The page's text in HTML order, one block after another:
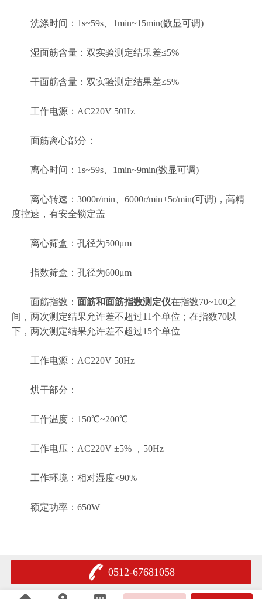
洗涤时间：1s~59s、1min~15min(数显可调)
湿面筋含量：双实验测定结果差≤5%
干面筋含量：双实验测定结果差≤5%
工作电源：AC220V 50Hz
面筋离心部分：
离心时间：1s~59s、1min~9min(数显可调)
离心转速：3000r/min、6000r/min±5r/min(可调)，高精
度控速，有安全锁定盖
离心筛盒：孔径为500μm
指数筛盒：孔径为600μm
面筋指数： 面筋和面筋指数测定仪在指数70~100之
间，两次测定结果允许差不超过11个单位；在指数70以
下，两次测定结果允许差不超过15个单位
工作电源：AC220V 50Hz
烘干部分：
工作温度：150℃~200℃
工作电压：AC220V ±5% ，50Hz
工作环境：相对湿度<90%
额定功率：650W
0512-67681058